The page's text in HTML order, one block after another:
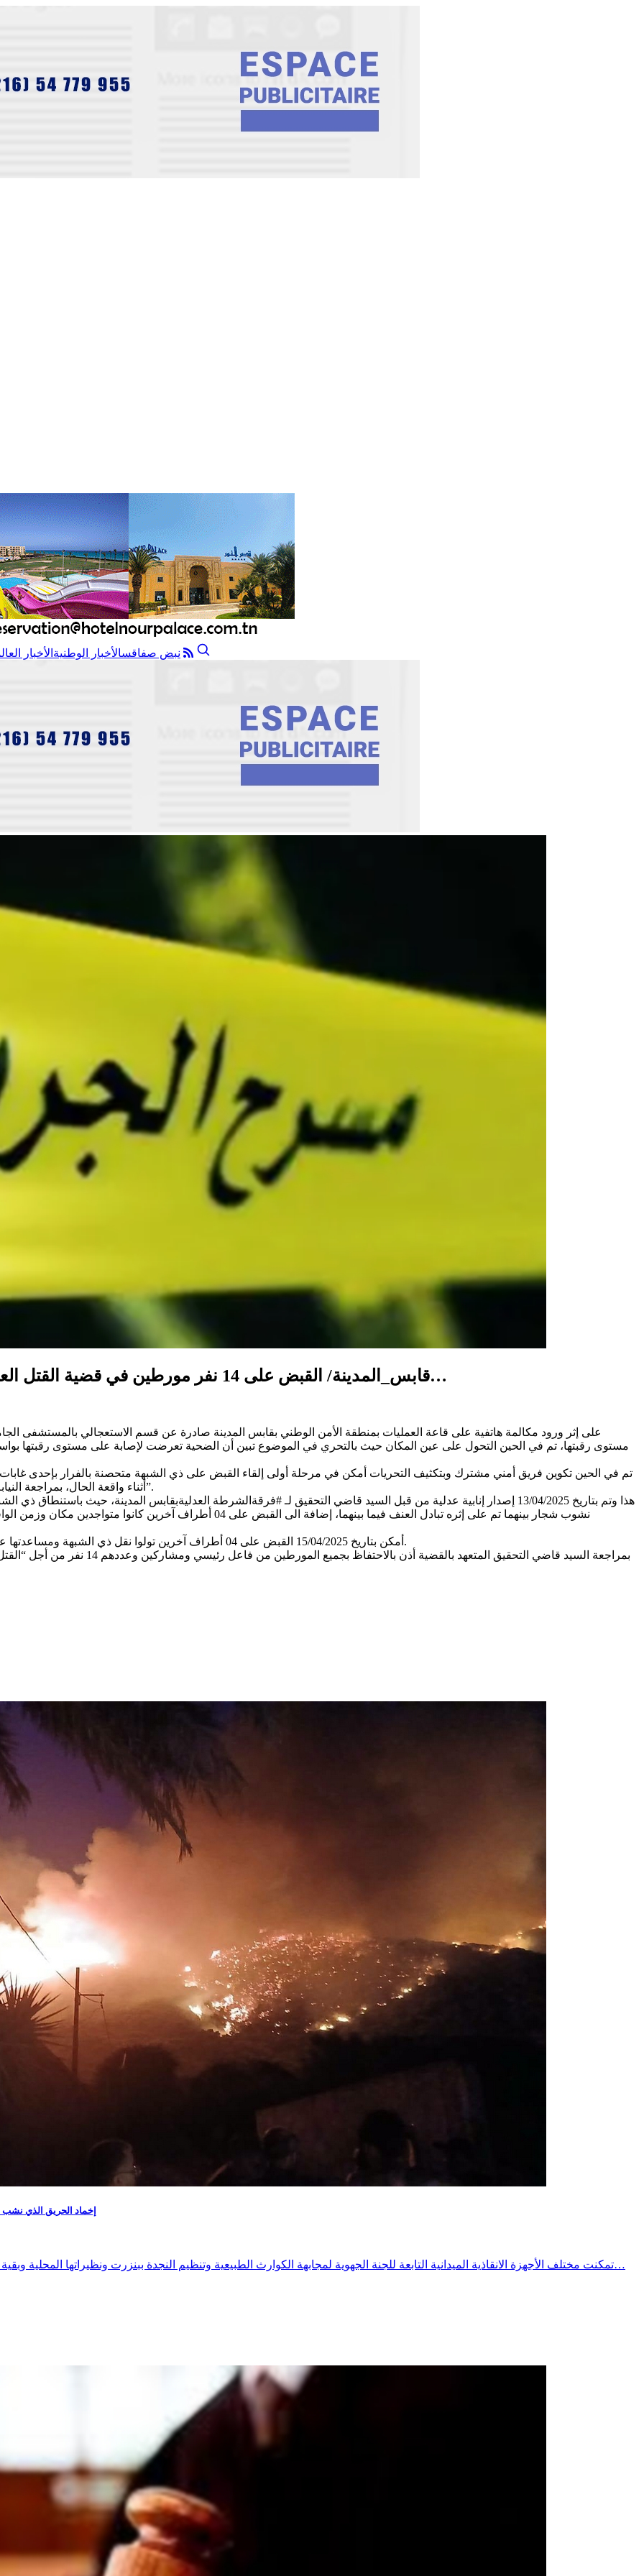
نبض صفاقسالأخبار الوطنية الأخبار
قابس_المدينة/ القبض على 14 نفر مورطين في قضية القتل العمد مع سابقية القصد لفتاة والمشاركة في ذلك…
على إثر ورود مكالمة هاتفية على قاعة العمليات بمنطقة الأمن الوطني بقابس المدينة صادرة عن قسم الاستعجالي بالمستشفى
مستوى رقبتها، تم في الحين التحول على عين المكان حيث بالتحري في الموضوع تبين أن الضحية تعرضت لإصابة على مستوى رقبتها
أثناء واقعة الحال، بمراجعة النيابة العمومية أذنت بالاحتفظ بهم من أجل “القتل العمد مع سابقية القصد”.
هذا وتم بتاريخ 13/04/2025 إصدار إنابية عدلية من قبل السيد قاضي التحقيق لـ #فرقةالشرطة العدليةبقابس المدينة، حيث
نشوب شجار بينهما تم على إثره تبادل العنف فيما بينهما، إضافة الى
أمكن بتاريخ 15/04/2025 القبض على 04 أطراف آخرين تولوا نقل ذي الشبهة ومساعدتها على تغيير ملابسها الملطخة بالدماء والفرار والاختباء بغابة بجهة الشنني.
بمراجعة السيد قاضي التحقيق المتعهد
إخماد الحريق الذي نشب
تمكنت مختلف الأجهزة الانقاذية الميدانية التابعة للجنة الجهوية لمجابهة الكوارث الطبيعية وتنظيم النجدة ببنزرت ونظيراتها المحلية وبقية الشركاء من مصالح الدولة والنسيج المدني المتطوع ،مع تمام الساعة…